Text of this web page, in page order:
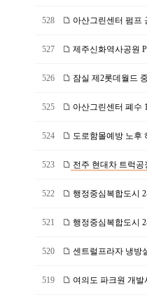
528 아산그린센터 펌프
527 제주신화역사공원
526 잠실 제2롯데월드
525 아산그린센터 폐수
524 도로함몰예방 노후
523 전주 현대차 트럭
522 행정중심복합도시
521 행정중심복합도시
520 센트럴프라자 냉방
519 여의도 파크원 개